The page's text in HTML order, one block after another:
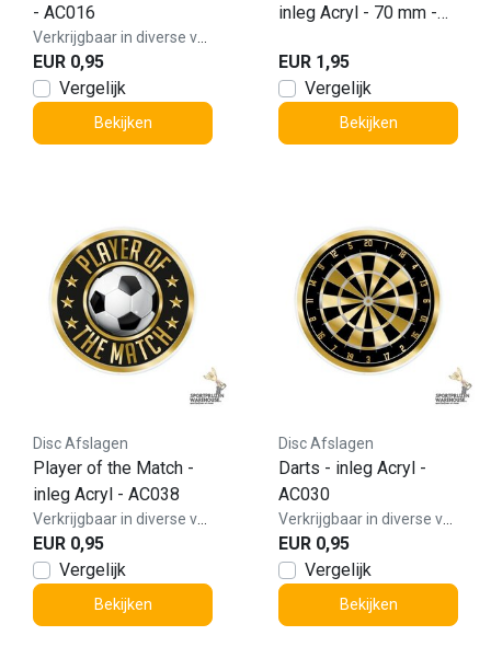
- AC016
EUR 0,95
Vergelijk
Bekijken
inleg Acryl - 70 mm -
EUR 1,95
Vergelijk
Bekijken
Disc Afslagen
Player of the Match -
inleg Acryl - AC038
EUR 0,95
Vergelijk
Bekijken
Disc Afslagen
Darts - inleg Acryl -
AC030
EUR 0,95
Vergelijk
Bekijken